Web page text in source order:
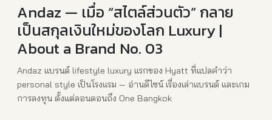
Andaz — เมื่อ “สไตล์ส่วนตัว” กลาย
เป็นสกุลเงินใหม่ของโลก Luxury |
About a Brand No. 03
Andaz แบรนด์ lifestyle luxury แรกของ Hyatt ที่แปลคำว่า
personal style เป็นโรงแรม — อ่านดีไซน์ เรื่องเล่าแบรนด์ และเกม
การลงทุน ตั้งแต่ลอนดอนถึง One Bangkok